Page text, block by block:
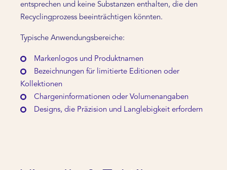
entsprechen und keine Substanzen enthalten, die den
Recyclingprozess beeinträchtigen könnten.
Typische Anwendungsbereiche:
Markenlogos und Produktnamen
Bezeichnungen für limitierte Editionen oder
Kollektionen
Chargeninformationen oder Volumenangaben
Designs, die Präzision und Langlebigkeit erfordern